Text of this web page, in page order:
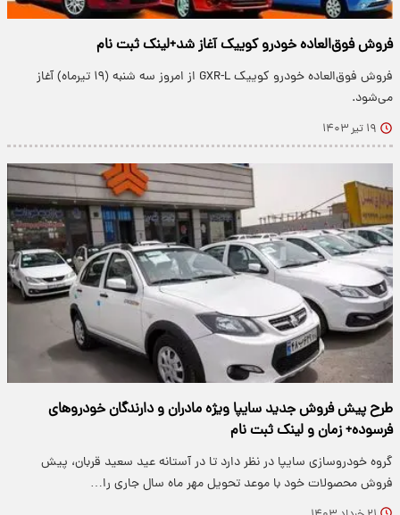
فروش فوق‌العاده خودرو کوییک آغاز شد+لینک ثبت نام
فروش فوق‌العاده خودرو کوییک GXR-L از امروز سه شنبه (۱۹ تیرماه) آغاز
می‌شود.
۱۹ تیر ۱۴۰۳
طرح پیش فروش جدید سایپا ویژه مادران و دارندگان خودروهای
فرسوده+ زمان و لینک ثبت نام
گروه خودروسازی سایپا در نظر دارد تا در آستانه‌ عید سعید قربان، پیش
فروش محصولات خود با موعد تحویل مهر ماه سال جاری را…